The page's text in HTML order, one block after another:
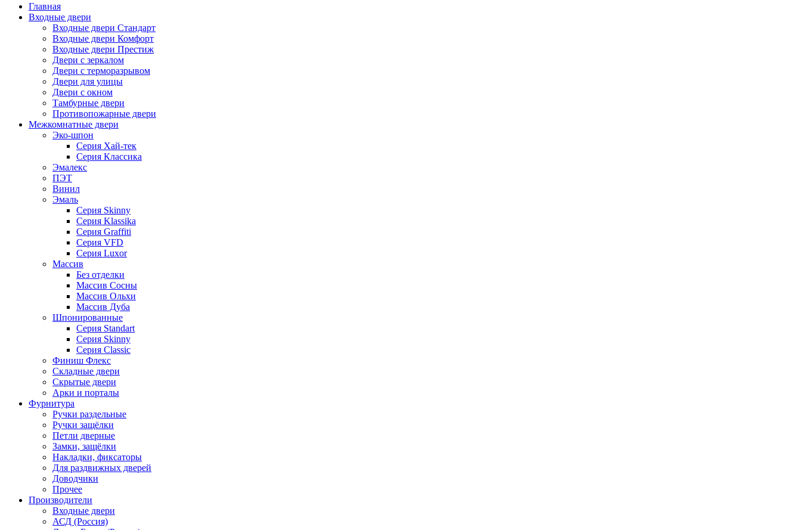
Главная
Входные двери
Входные двери Стандарт
Входные двери Комфорт
Входные двери Престиж
Двери с зеркалом
Двери с терморазрывом
Двери для улицы
Двери с окном
Тамбурные двери
Противопожарные двери
Межкомнатные двери
Эко-шпон
Серия Хай-тек
Серия Классика
Эмалекс
ПЭТ
Винил
Эмаль
Серия Skinny
Серия Klassika
Серия Graffiti
Серия VFD
Серия Luxor
Массив
Без отделки
Массив Сосны
Массив Ольхи
Массив Дуба
Шпонированные
Серия Standart
Серия Skinny
Серия Classic
Финиш Флекс
Складные двери
Скрытые двери
Арки и порталы
Фурнитура
Ручки раздельные
Ручки защёлки
Петли дверные
Замки, защёлки
Накладки, фиксаторы
Для раздвижных дверей
Доводчики
Прочее
Производители
Входные двери
АСД (Россия)